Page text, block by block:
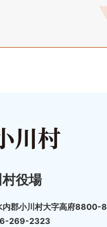
役場
郡小川村大字高府8800-8
269-2323